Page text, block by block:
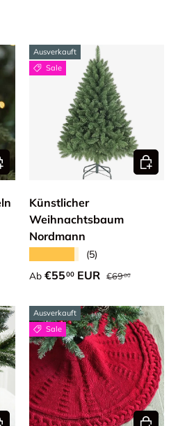
auswählen
Ausverkauft
Sale
Künstlicher
Weihnachtsbaum
Nordmann
(5)
Verkaufspreis
Ab €5500 EUR Normaler Preis
€6900
auswählen
Ausverkauft
Sale